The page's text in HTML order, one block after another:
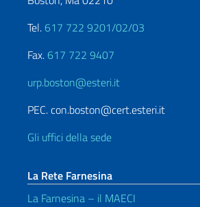
Tel. 617 722 9201/02/03
Fax. 617 722 9407
urp.boston@esteri.it
PEC. con.boston@cert.esteri.it
Gli uffici della sede
La Rete Farnesina
La Farnesina – il MAECI